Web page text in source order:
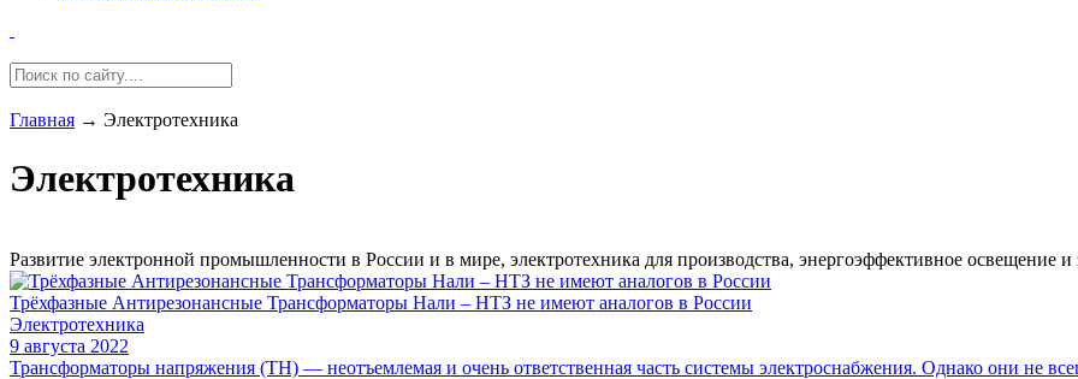
Главная → Электротехника
Электротехника
Развитие электронной промышленности в России и в мире, электротехника для производства, энергоэффективное освещение
Трёхфазные Антирезонансные Трансформаторы Нали – НТЗ не имеют аналогов в России
Электротехника
9 августа 2022
Трансформаторы напряжения (ТН) — неотъемлемая и очень ответственная часть системы электроснабжения. Однако они не